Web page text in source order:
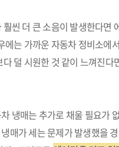
씬 더 큰 소음이 발생한다면
에는 가까운 자동차 정비소
덜 시원한 것 같이 느껴진
냉매는 추가로 채울 필요가
매가 세는 문제가 발생했을